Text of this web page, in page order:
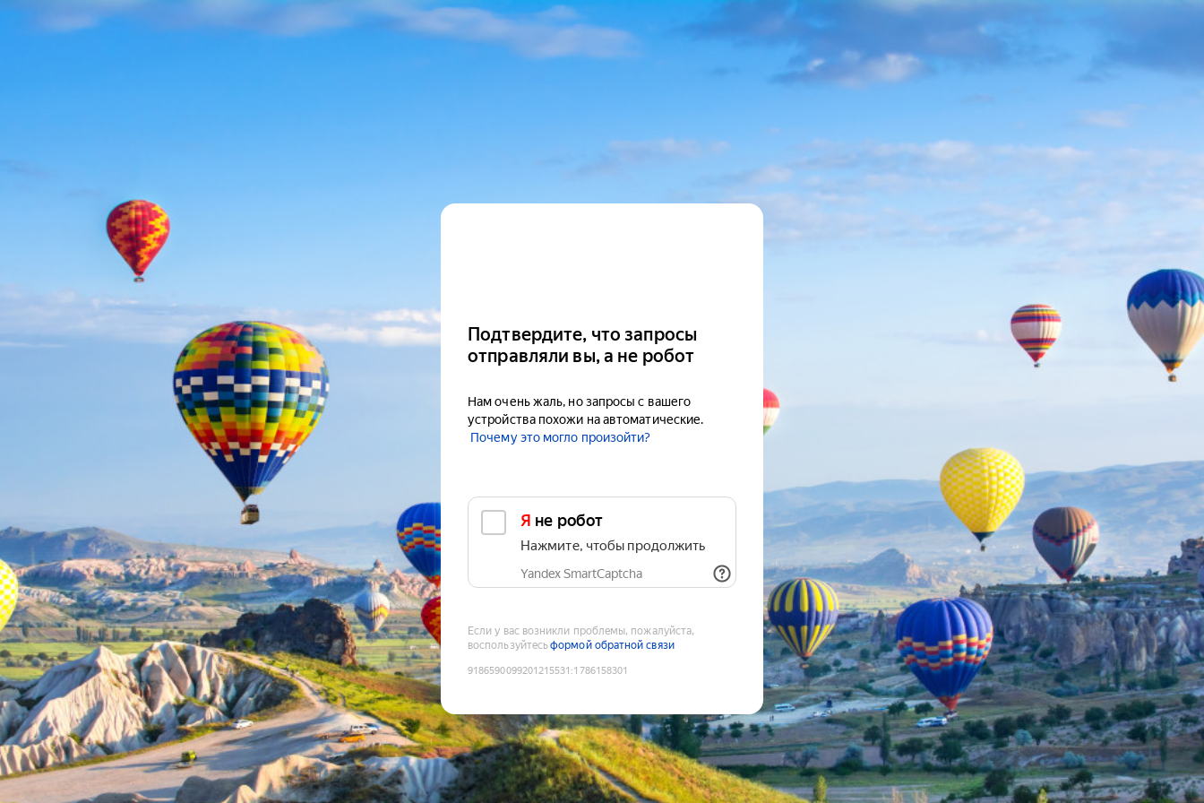
Подтвердите, что запросы
отправляли вы, а не робот
Нам очень жаль, но запросы с вашего
устройства похожи на автоматические.
Почему это могло произойти?
Я не робот
Нажмите, чтобы продолжить
Yandex SmartCaptcha
Если у вас возникли проблемы, пожалуйста,
воспользуйтесьформой обратной связи
9186590099201215531 :1786158301